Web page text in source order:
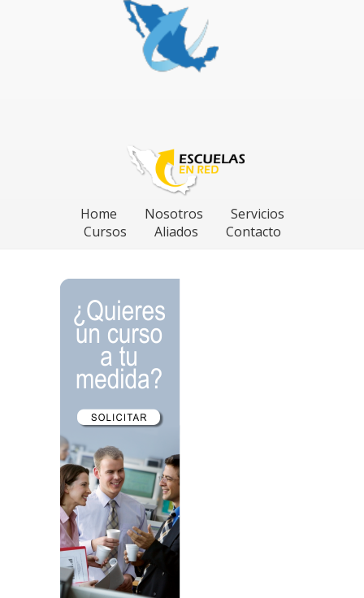
Home Nosotros
Servicios
Cursos
Aliados Contacto